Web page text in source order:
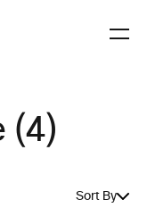
(4)
Sort By